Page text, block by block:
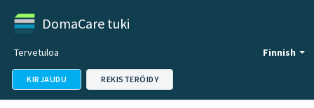
DomaCare tuki
Finnish
Tervetuloa
KIRJAUDU REKISTERÖIDY